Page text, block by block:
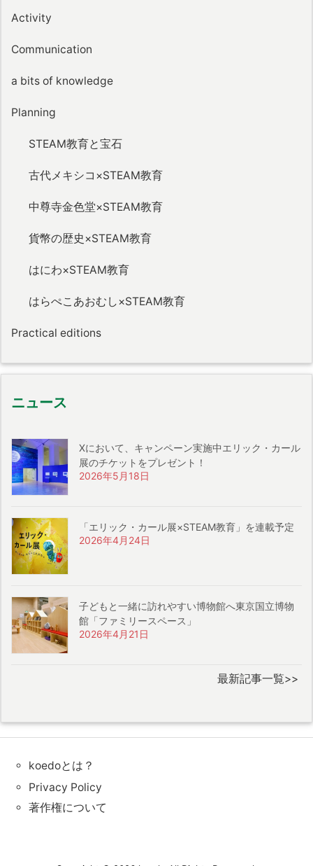
Activity
Communication
a bits of knowledge
Planning
STEAM教育と宝石
古代メキシコ×STEAM教育
中尊寺金色堂×STEAM教育
貨幣の歴史×STEAM教育
はにわ×STEAM教育
はらぺこあおむし×STEAM教育
Practical editions
ニュース
Xにおいて、キャンペーン実施中エリック・カール
展のチケットをプレゼント！
2026年5月18日
「エリック・カール展×STEAM教育」を連載予定
2026年4月24日
子どもと一緒に訪れやすい博物館へ東京国立博物
館「ファミリースペース」
2026年4月21日
最新記事一覧>>
koedoとは？
Privacy Policy
著作権について